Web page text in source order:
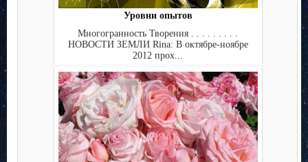
Уровни опытов
Многогранность Творения . . . . . . . . .
НОВОСТИ ЗЕМЛИ Rina: В октябре-ноябре
2012 прох...